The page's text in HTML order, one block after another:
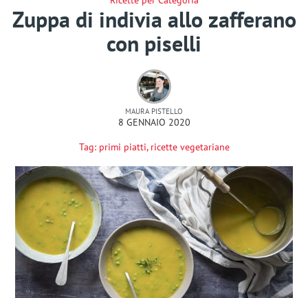
Zuppa di indivia allo zafferano
con piselli
MAURA PISTELLO
8 GENNAIO 2020
Tag: primi piatti, ricette vegetariane